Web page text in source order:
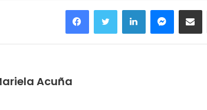
FacebookTwitter LinkedIn
Acuña